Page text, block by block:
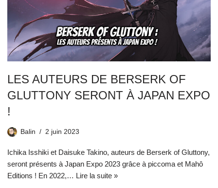
LES AUTEURS DE BERSERK OF
GLUTTONY SERONT À JAPAN EXPO
!
Balin 2 juin 2023
Ichika Isshiki et Daisuke Takino, auteurs de Berserk of Gluttony,
seront présents à Japan Expo 2023 grâce à piccoma et Mahô
Editions ! En 2022,… Lire la suite »